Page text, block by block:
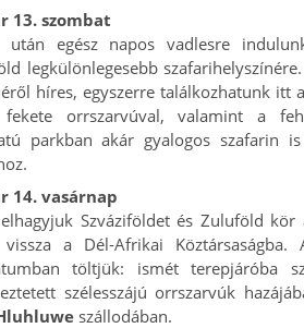
13. szombat
után egész napos vadlesre
legkülönlegesebb
híres, egyszerre találkozhatunk itt
orrszarvúval, valamint a
parkban akár gyalogos szafarin
14. vasárnap
elhagyjuk Szváziföldet és Zuluföld
a Dél-Afrikai
töltjük: ismét terepjáróba
szélesszájú orrszarvúk
szállodában.